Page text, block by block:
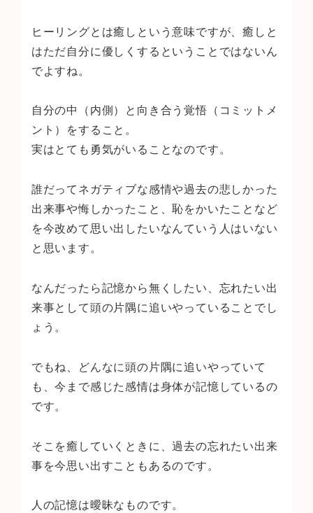
ヒーリングとは癒しという意味ですが、癒しと
はただ自分に優しくするということではないん
でよすね。
自分の中（内側）と向き合う覚悟（コミットメ
ント）をすること。
実はとても勇気がいることなのです。
誰だってネガティブな感情や過去の悲しかった
出来事や悔しかったこと、恥をかいたことなど
を今改めて思い出したいなんていう人はいない
と思います。
なんだったら記憶から無くしたい、忘れたい出
来事として頭の片隅に追いやっていることでし
ょう。
でもね、どんなに頭の片隅に追いやっていて
も、今まで感じた感情は身体が記憶しているの
です。
そこを癒していくときに、過去の忘れたい出来
事を今思い出すこともあるのです。
人の記憶は曖昧なものです。